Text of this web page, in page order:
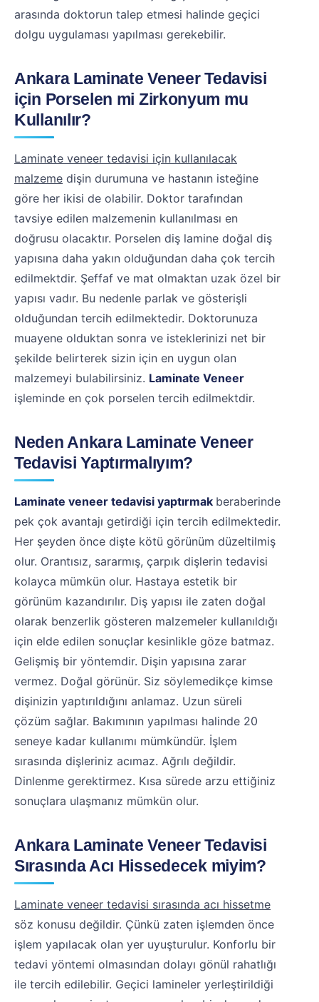
arasında doktorun talep etmesi halinde geçici
dolgu uygulaması yapılması gerekebilir.
Ankara Laminate Veneer Tedavisi
için Porselen mi Zirkonyum mu
Kullanılır?
Laminate veneer tedavisi için kullanılacak
malzeme dişin durumuna ve hastanın isteğine
göre her ikisi de olabilir. Doktor tarafından
tavsiye edilen malzemenin kullanılması en
doğrusu olacaktır. Porselen diş lamine doğal diş
yapısına daha yakın olduğundan daha çok tercih
edilmektdir. Şeffaf ve mat olmaktan uzak özel bir
yapısı vadır. Bu nedenle parlak ve gösterişli
olduğundan tercih edilmektedir. Doktorunuza
muayene olduktan sonra ve isteklerinizi net bir
şekilde belirterek sizin için en uygun olan
malzemeyi bulabilirsiniz. Laminate Veneer
işleminde en çok porselen tercih edilmektdir.
Neden Ankara Laminate Veneer
Tedavisi Yaptırmalıyım?
Laminate veneer tedavisi yaptırmak beraberinde
pek çok avantajı getirdiği için tercih edilmektedir.
Her şeyden önce dişte kötü görünüm düzeltilmiş
olur. Orantısız, sararmış, çarpık dişlerin tedavisi
kolayca mümkün olur. Hastaya estetik bir
görünüm kazandırılır. Diş yapısı ile zaten doğal
olarak benzerlik gösteren malzemeler kullanıldığı
için elde edilen sonuçlar kesinlikle göze batmaz.
Gelişmiş bir yöntemdir. Dişin yapısına zarar
vermez. Doğal görünür. Siz söylemedikçe kimse
dişinizin yaptırıldığını anlamaz. Uzun süreli
çözüm sağlar. Bakımının yapılması halinde 20
seneye kadar kullanımı mümkündür. İşlem
sırasında dişleriniz acımaz. Ağrılı değildir.
Dinlenme gerektirmez. Kısa sürede arzu ettiğiniz
sonuçlara ulaşmanız mümkün olur.
Ankara Laminate Veneer Tedavisi
Sırasında Acı Hissedecek miyim?
Laminate veneer tedavisi sırasında acı hissetme
söz konusu değildir. Çünkü zaten işlemden önce
işlem yapılacak olan yer uyuşturulur. Konforlu bir
tedavi yöntemi olmasından dolayı gönül rahatlığı
ile tercih edilebilir. Geçici lamineler yerleştirildiği